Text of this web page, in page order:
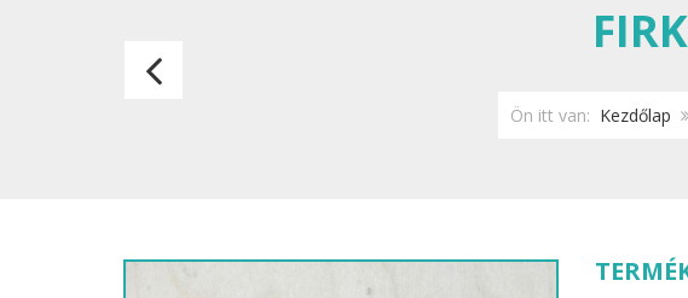
Ön itt van: Kezdőlap
Focisták